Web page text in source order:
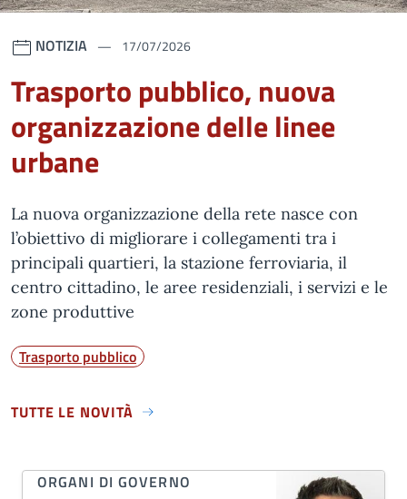
NOTIZIA 17/07/2026
Trasporto pubblico, nuova
organizzazione delle linee
urbane
La nuova organizzazione della rete nasce con
l’obiettivo di migliorare i collegamenti tra i
principali quartieri, la stazione ferroviaria, il
centro cittadino, le aree residenziali, i servizi e le
zone produttive
Trasporto pubblico
TUTTE LE NOVITÀ
ORGANI DI GOVERNO